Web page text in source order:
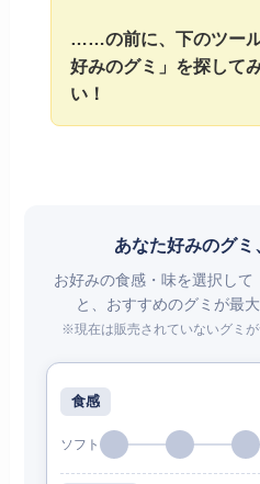
……の前に、下のツー
好みのグミ」を探して
い！
あなた好みのグミ
お好みの食感・味を選択し
と、おすすめのグミが最
※現在は販売されていないグミが
食感
ソフト